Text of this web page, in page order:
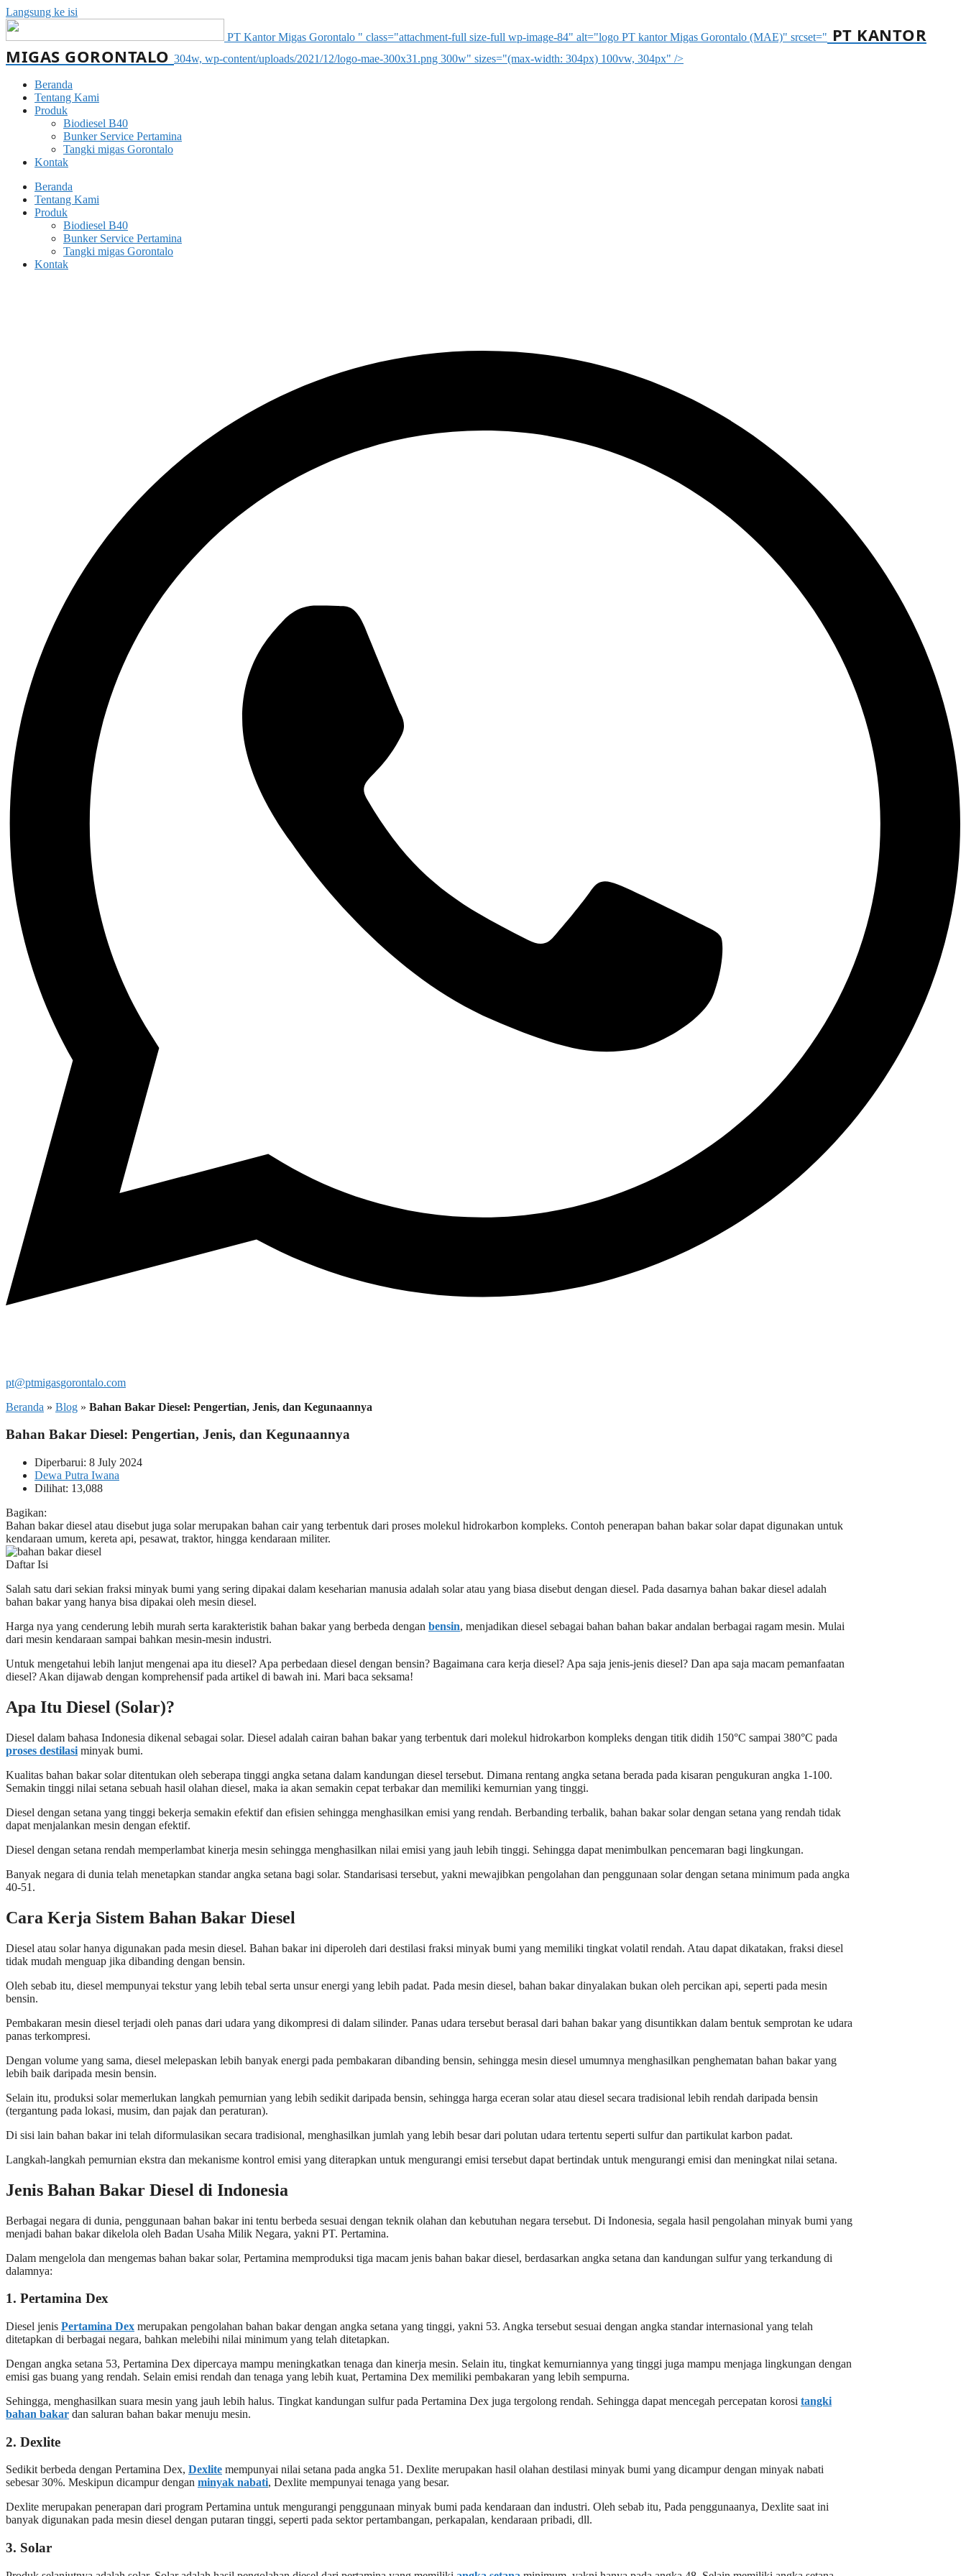
Langsung ke isi
PT Kantor Migas Gorontalo " class="attachment-full size-full wp-image-84" alt="logo PT kantor Migas Gorontalo (MAE)" srcset=" PT KANTOR
MIGAS GORONTALO 304w, wp-content/uploads/2021/12/logo-mae-300x31.png 300w" sizes="(max-width: 304px) 100vw, 304px" />
Beranda
Tentang Kami
Produk
Biodiesel B40
Bunker Service Pertamina
Tangki migas Gorontalo
Kontak
Beranda
Tentang Kami
Produk
Biodiesel B40
Bunker Service Pertamina
Tangki migas Gorontalo
Kontak
pt@ptmigasgorontalo.com
Beranda » Blog » Bahan Bakar Diesel: Pengertian, Jenis, dan Kegunaannya
Bahan Bakar Diesel: Pengertian, Jenis, dan Kegunaannya
Diperbarui: 8 July 2024
Dewa Putra Iwana
Dilihat: 13,088
Bagikan:
Bahan bakar diesel atau disebut juga solar merupakan bahan cair yang terbentuk dari proses molekul hidrokarbon kompleks. Contoh penerapan bahan bakar solar dapat digunakan untuk
kendaraan umum, kereta api, pesawat, traktor, hingga kendaraan militer.
Daftar Isi
Salah satu dari sekian fraksi minyak bumi yang sering dipakai dalam keseharian manusia adalah solar atau yang biasa disebut dengan diesel. Pada dasarnya bahan bakar diesel adalah
bahan bakar yang hanya bisa dipakai oleh mesin diesel.
Harga nya yang cenderung lebih murah serta karakteristik bahan bakar yang berbeda dengan bensin, menjadikan diesel sebagai bahan bahan bakar andalan berbagai ragam mesin. Mulai
dari mesin kendaraan sampai bahkan mesin-mesin industri.
Untuk mengetahui lebih lanjut mengenai apa itu diesel? Apa perbedaan diesel dengan bensin? Bagaimana cara kerja diesel? Apa saja jenis-jenis diesel? Dan apa saja macam pemanfaatan
diesel? Akan dijawab dengan komprehensif pada artikel di bawah ini. Mari baca seksama!
Apa Itu Diesel (Solar)?
Diesel dalam bahasa Indonesia dikenal sebagai solar. Diesel adalah cairan bahan bakar yang terbentuk dari molekul hidrokarbon kompleks dengan titik didih 150°C sampai 380°C pada
proses destilasi minyak bumi.
Kualitas bahan bakar solar ditentukan oleh seberapa tinggi angka setana dalam kandungan diesel tersebut. Dimana rentang angka setana berada pada kisaran pengukuran angka 1-100.
Semakin tinggi nilai setana sebuah hasil olahan diesel, maka ia akan semakin cepat terbakar dan memiliki kemurnian yang tinggi.
Diesel dengan setana yang tinggi bekerja semakin efektif dan efisien sehingga menghasilkan emisi yang rendah. Berbanding terbalik, bahan bakar solar dengan setana yang rendah tidak
dapat menjalankan mesin dengan efektif.
Diesel dengan setana rendah memperlambat kinerja mesin sehingga menghasilkan nilai emisi yang jauh lebih tinggi. Sehingga dapat menimbulkan pencemaran bagi lingkungan.
Banyak negara di dunia telah menetapkan standar angka setana bagi solar. Standarisasi tersebut, yakni mewajibkan pengolahan dan penggunaan solar dengan setana minimum pada angka
40-51.
Cara Kerja Sistem Bahan Bakar Diesel
Diesel atau solar hanya digunakan pada mesin diesel. Bahan bakar ini diperoleh dari destilasi fraksi minyak bumi yang memiliki tingkat volatil rendah. Atau dapat dikatakan, fraksi diesel
tidak mudah menguap jika dibanding dengan bensin.
Oleh sebab itu, diesel mempunyai tekstur yang lebih tebal serta unsur energi yang lebih padat. Pada mesin diesel, bahan bakar dinyalakan bukan oleh percikan api, seperti pada mesin
bensin.
Pembakaran mesin diesel terjadi oleh panas dari udara yang dikompresi di dalam silinder. Panas udara tersebut berasal dari bahan bakar yang disuntikkan dalam bentuk semprotan ke udara
panas terkompresi.
Dengan volume yang sama, diesel melepaskan lebih banyak energi pada pembakaran dibanding bensin, sehingga mesin diesel umumnya menghasilkan penghematan bahan bakar yang
lebih baik daripada mesin bensin.
Selain itu, produksi solar memerlukan langkah pemurnian yang lebih sedikit daripada bensin, sehingga harga eceran solar atau diesel secara tradisional lebih rendah daripada bensin
(tergantung pada lokasi, musim, dan pajak dan peraturan).
Di sisi lain bahan bakar ini telah diformulasikan secara tradisional, menghasilkan jumlah yang lebih besar dari polutan udara tertentu seperti sulfur dan partikulat karbon padat.
Langkah-langkah pemurnian ekstra dan mekanisme kontrol emisi yang diterapkan untuk mengurangi emisi tersebut dapat bertindak untuk mengurangi emisi dan meningkat nilai setana.
Jenis Bahan Bakar Diesel di Indonesia
Berbagai negara di dunia, penggunaan bahan bakar ini tentu berbeda sesuai dengan teknik olahan dan kebutuhan negara tersebut. Di Indonesia, segala hasil pengolahan minyak bumi yang
menjadi bahan bakar dikelola oleh Badan Usaha Milik Negara, yakni PT. Pertamina.
Dalam mengelola dan mengemas bahan bakar solar, Pertamina memproduksi tiga macam jenis bahan bakar diesel, berdasarkan angka setana dan kandungan sulfur yang terkandung di
dalamnya:
1. Pertamina Dex
Diesel jenis Pertamina Dex merupakan pengolahan bahan bakar dengan angka setana yang tinggi, yakni 53. Angka tersebut sesuai dengan angka standar internasional yang telah
ditetapkan di berbagai negara, bahkan melebihi nilai minimum yang telah ditetapkan.
Dengan angka setana 53, Pertamina Dex dipercaya mampu meningkatkan tenaga dan kinerja mesin. Selain itu, tingkat kemurniannya yang tinggi juga mampu menjaga lingkungan dengan
emisi gas buang yang rendah. Selain emisi rendah dan tenaga yang lebih kuat, Pertamina Dex memiliki pembakaran yang lebih sempurna.
Sehingga, menghasilkan suara mesin yang jauh lebih halus. Tingkat kandungan sulfur pada Pertamina Dex juga tergolong rendah. Sehingga dapat mencegah percepatan korosi tangki
bahan bakar dan saluran bahan bakar menuju mesin.
2. Dexlite
Sedikit berbeda dengan Pertamina Dex, Dexlite mempunyai nilai setana pada angka 51. Dexlite merupakan hasil olahan destilasi minyak bumi yang dicampur dengan minyak nabati
sebesar 30%. Meskipun dicampur dengan minyak nabati, Dexlite mempunyai tenaga yang besar.
Dexlite merupakan penerapan dari program Pertamina untuk mengurangi penggunaan minyak bumi pada kendaraan dan industri. Oleh sebab itu, Pada penggunaanya, Dexlite saat ini
banyak digunakan pada mesin diesel dengan putaran tinggi, seperti pada sektor pertambangan, perkapalan, kendaraan pribadi, dll.
3. Solar